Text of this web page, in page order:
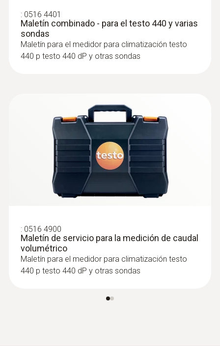
:0560 1805
testo 805i - Termómetro por infrarrojos
con manejo a través de teléfono
inteligente
temperatura superficial
: 0516 4401
Maletín combinado - para el testo 440 y varias
sondas
Maletín para el medidor para climatización testo
440 p testo 440 dP y otras sondas
: 0516 4900
Maletín de servicio para la medición de caudal
volumétrico
Maletín para el medidor para climatización testo
440 p testo 440 dP y otras sondas